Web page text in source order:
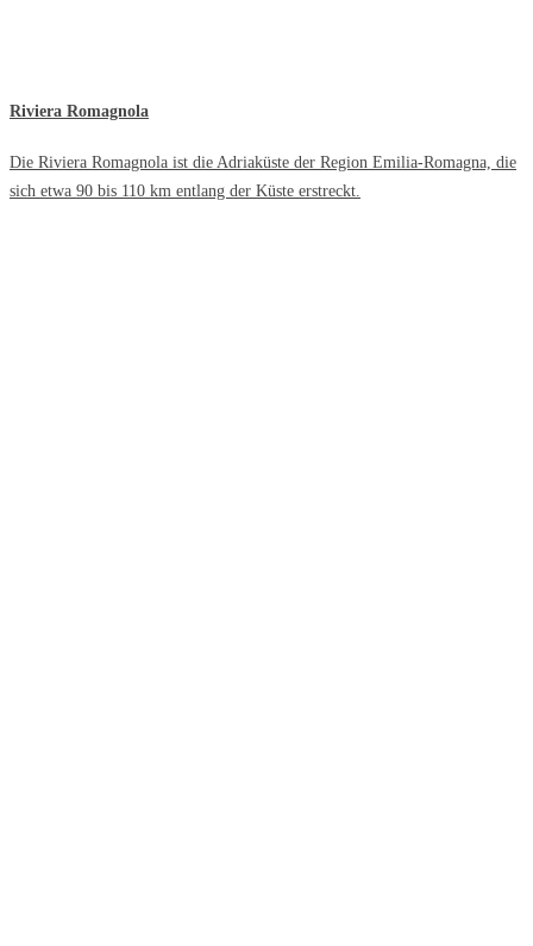
Riviera Romagnola
Die Riviera Romagnola ist die Adriaküste der Region Emilia-Romagna, die
sich etwa 90 bis 110 km entlang der Küste erstreckt.